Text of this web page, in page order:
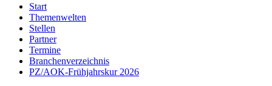
Start
Themenwelten
Stellen
Partner
Termine
Branchenverzeichnis
PZ/AOK-Frühjahrskur 2026